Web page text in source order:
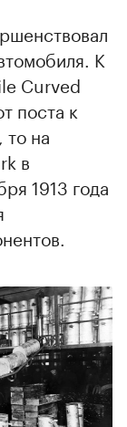
К
Curved
поста к
то на
в
1913 года